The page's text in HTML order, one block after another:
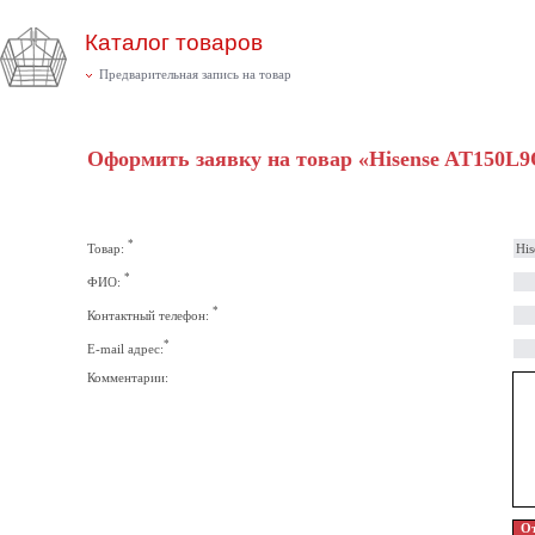
Каталог товаров
Предварительная запись на товар
Оформить заявку на товар «Hisense
Товар: *
ФИО: *
Контактный телефон: *
E-mail адрес:*
Комментарии: